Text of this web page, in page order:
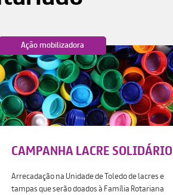
Ação mobilizadora
CAMPANHA LACRE SOLIDÁRIO
Arrecadação na Unidade de Toledo de lacres e
tampas que serão doados à Família Rotariana